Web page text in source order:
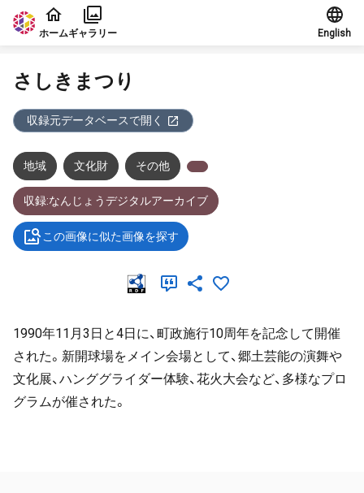
本文に飛ぶ
ホームギャラリー English
さしきまつり
収録元データベースで開く
地域 文化財 その他
収録:なんじょうデジタルアーカイブ
この画像に似た画像を探す
1990年11月3日と4日に、町政施行10周年を記念して開催
された。新開球場をメイン会場として、郷土芸能の演舞や
文化展、ハンググライダー体験、花火大会など、多様なプロ
グラムが催された。